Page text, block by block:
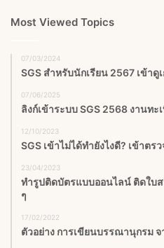
Most Viewed Topics
07/03/2024
SGS สําหรับนักเรียน 2567 เข้าดู
07/06/2025
ลิงก์เข้าระบบ SGS 2568 งานท
12/10/2023
SGS เข้าไม่ได้ทำยังไงดี? เข้าตร
23/04/2023
ทำรูปติดบัตรแบบออนไลน์ ติดใบ
ๆ
17/02/2022
ตัวอย่าง การเขียนบรรณานุกรม จ